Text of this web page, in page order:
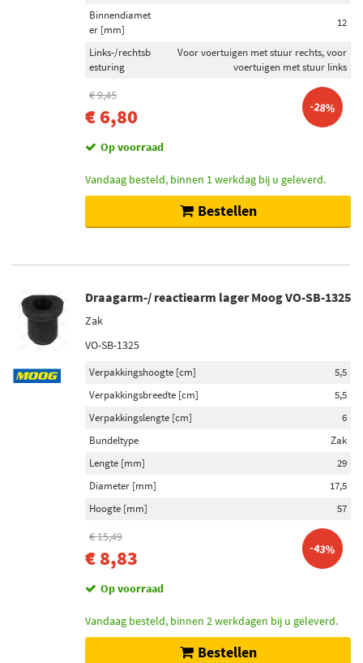
Binnendiamet
er [mm]
12
Links-/rechtsb
esturing
Voor voertuigen met stuur rechts, voor
voertuigen met stuur links
€ 9,45
€ 6,80 -28%
Op voorraad
Vandaag besteld, binnen 1 werkdag bij u geleverd.
Bestellen
Draagarm-/ reactiearm lager Moog VO-SB-1325
Zak
VO-SB-1325
Verpakkingshoogte [cm]
5,5
Verpakkingsbreedte [cm]
5,5
Verpakkingslengte [cm]
6
Bundeltype
Zak
Lengte [mm]
29
Diameter [mm]
17,5
Hoogte [mm]
57
€ 15,49
€ 8,83 -43%
Op voorraad
Vandaag besteld, binnen 2 werkdagen bij u geleverd.
Bestellen